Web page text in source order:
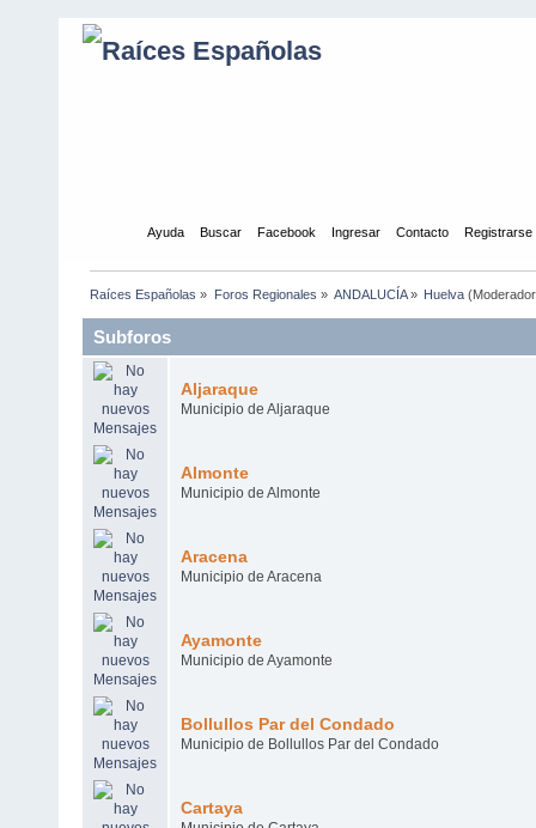
Ayuda Buscar Facebook Ingresar Contacto Registrarse
Raíces Españolas » Foros Regionales » ANDALUCÍA» Huelva
Subforos
Aljaraque
Municipio de Aljaraque
Almonte
Municipio de Almonte
Aracena
Municipio de Aracena
Ayamonte
Municipio de Ayamonte
Bollullos Par del Condado
Municipio de Bollullos Par del Condado
Cartaya